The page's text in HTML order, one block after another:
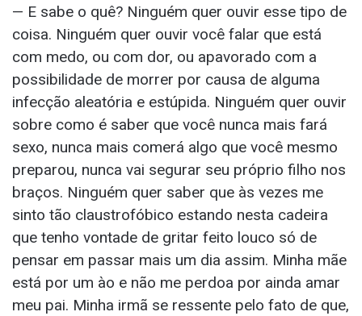
— E sabe o quê? Ninguém quer ouvir esse tipo de
coisa. Ninguém quer ouvir você falar que está
com medo, ou com dor, ou apavorado com a
possibilidade de morrer por causa de alguma
infecção aleatória e estúpida. Ninguém quer ouvir
sobre como é saber que você nunca mais fará
sexo, nunca mais comerá algo que você mesmo
preparou, nunca vai segurar seu próprio filho nos
braços. Ninguém quer saber que às vezes me
sinto tão claustrofóbico estando nesta cadeira
que tenho vontade de gritar feito louco só de
pensar em passar mais um dia assim. Minha mãe
está por um ào e não me perdoa por ainda amar
meu pai. Minha irmã se ressente pelo fato de que,